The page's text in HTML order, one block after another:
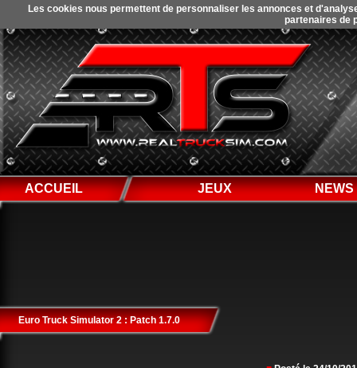
ACCUEIL JEUX NEWS
Euro Truck Simulator 2 : Patch 1.7.0
Les cookies nous permettent de personnaliser les annonces et
partenaires de